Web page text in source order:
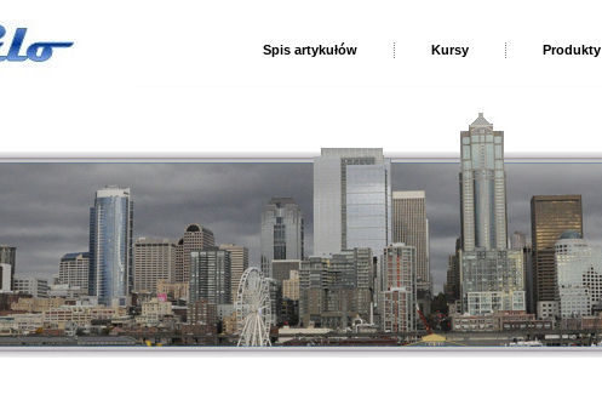
Spis artykułów Kursy Produkty